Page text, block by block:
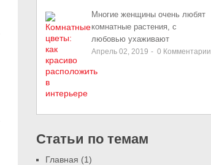
Многие женщины очень любят
комнатные растения, с
любовью ухаживают
Апрель 02, 2019 - 0 Комментарии
Статьи по темам
Главная (1)